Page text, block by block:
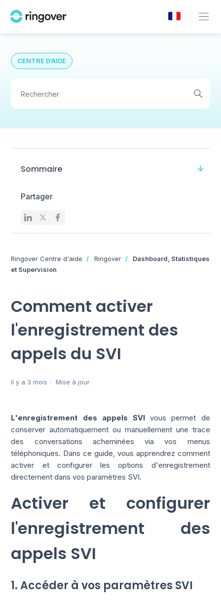
CENTRE D’AIDE
Sommaire
Partager
Ringover Centre d'aide Ringover
Dashboard, Statistiques
et Supervision
Comment activer
l'enregistrement des
appels du SVI
il y a 3 mois Mise à jour
L'enregistrement des appels SVI vous permet de
conserver automatiquement ou manuellement une trace
des conversations acheminées via vos menus
téléphoniques. Dans ce guide, vous apprendrez comment
activer et configurer les options d'enregistrement
directement dans vos paramètres SVI.
Activer et configurer
l'enregistrement des
appels SVI
1. Accéder à vos paramètres SVI